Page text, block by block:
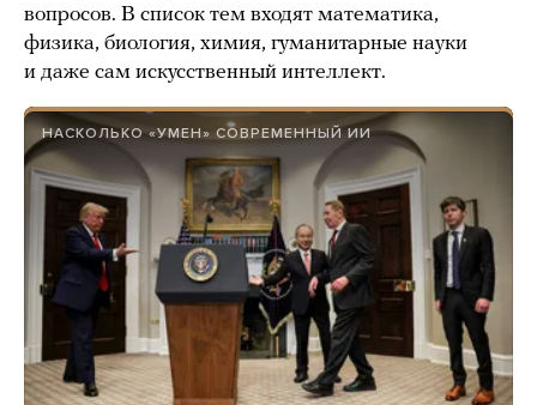
вопросов. В список тем входят математика,
физика, биология, химия, гуманитарные науки
и даже сам искусственный интеллект.
НАСКОЛЬКО «УМЕН» СОВРЕМЕННЫЙ ИИ